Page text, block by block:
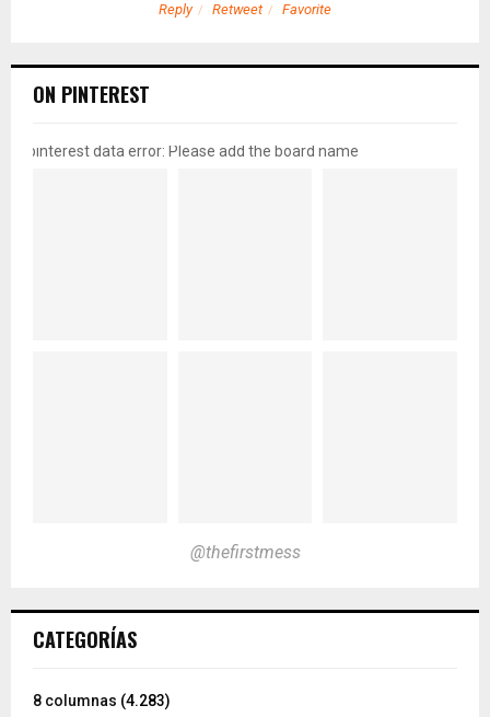
Reply Retweet Favorite
ON PINTEREST
pinterest data error: Please add the board name
@thefirstmess
CATEGORÍAS
8 columnas (4.283)